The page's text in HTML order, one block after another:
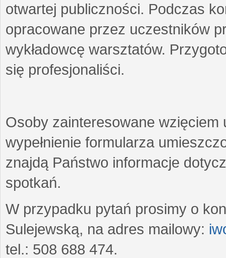
otwartej publiczności. Podczas
opracowane przez uczestników
wykładowcę warsztatów.
się profesjonaliści.
Osoby zainteresowane wzięciem
wypełnienie formularza
znajdą Państwo informacje
spotkań.
W przypadku pytań prosimy o
Sulejewską, na adres mailowy:
tel.: 508 688 474.